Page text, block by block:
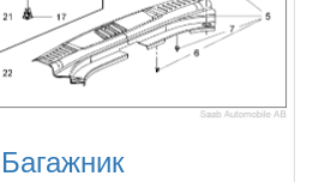
Багажник